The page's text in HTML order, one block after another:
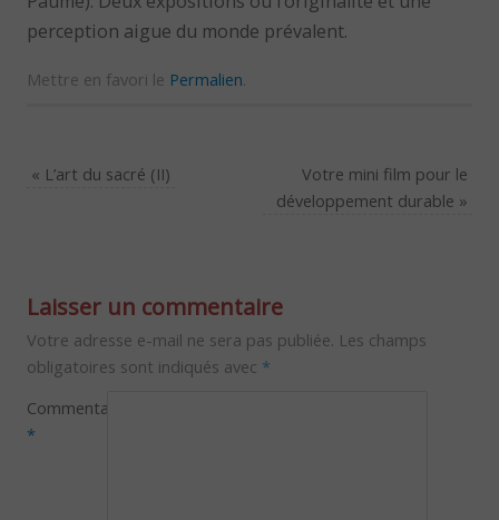
perception aigue du monde prévalent.
Mettre en favori le Permalien
« L’art du sacré (II)
Votre mini film pour le
développement durable »
Laisser un commentaire
Votre adresse e-mail ne sera pas publiée. Les champs
obligatoires sont indiqués avec *
Commentaire
*